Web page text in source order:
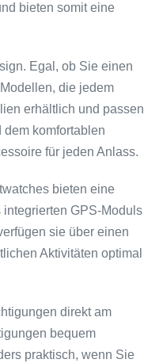
bieten somit eine
Egal, ob Sie einen
die jedem
erhältlich und passen
komfortablen
für jeden Anlass.
bieten eine
GPS-Moduls
sie über einen
Aktivitäten optimal
direkt am
bequem
praktisch, wenn Sie